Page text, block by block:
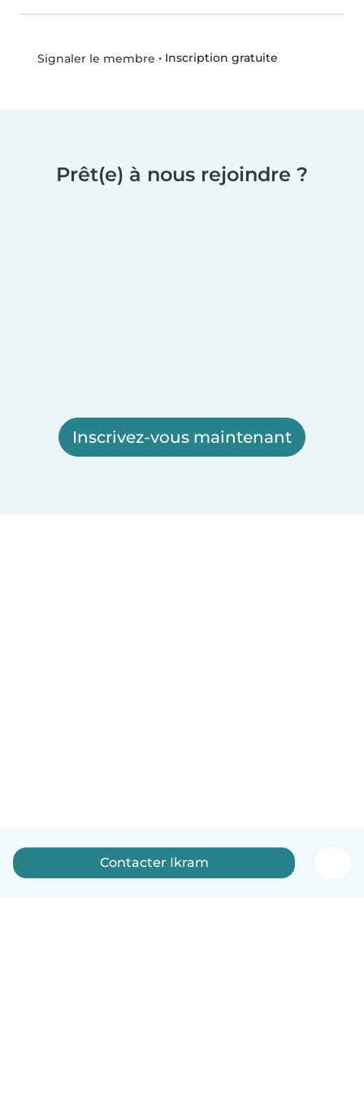
Signaler le membre • Inscription gratuite
Prêt(e) à nous rejoindre ?
Inscrivez-vous maintenant
Contacter Ikram